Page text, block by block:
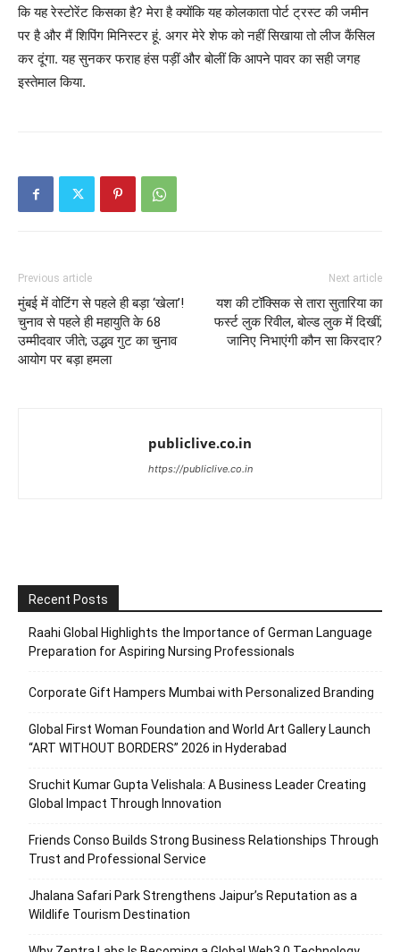
कि यह रेस्टोरेंट किसका है? मेरा है क्योंकि यह कोलकाता पोर्ट ट्रस्ट की जमीन
पर है और मैं शिपिंग मिनिस्टर हूं. अगर मेरे शेफ को नहीं सिखाया तो लीज कैंसिल
कर दूंगा. यह सुनकर फराह हंस पड़ीं और बोलीं कि आपने पावर का सही जगह
इस्तेमाल किया.
Previous article
मुंबई में वोटिंग से पहले ही बड़ा ‘खेला’!
चुनाव से पहले ही महायुति के 68
उम्मीदवार जीते; उद्धव गुट का चुनाव
आयोग पर बड़ा हमला
Next article
यश की टॉक्सिक से तारा सुतारिया का
फर्स्ट लुक रिवील, बोल्ड लुक में दिखीं;
जानिए निभाएंगी कौन सा किरदार?
publiclive.co.in
https://publiclive.co.in
Recent Posts
Raahi Global Highlights the Importance of German Language
Preparation for Aspiring Nursing Professionals
Corporate Gift Hampers Mumbai with Personalized Branding
Global First Woman Foundation and World Art Gallery Launch
“ART WITHOUT BORDERS” 2026 in Hyderabad
Sruchit Kumar Gupta Velishala: A Business Leader Creating
Global Impact Through Innovation
Friends Conso Builds Strong Business Relationships Through
Trust and Professional Service
Jhalana Safari Park Strengthens Jaipur’s Reputation as a
Wildlife Tourism Destination